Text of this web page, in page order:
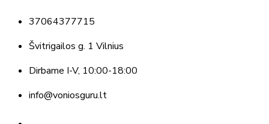
37064377715
Švitrigailos g. 1 Vilnius
Dirbame I-V, 10:00-18:00
info@voniosguru.lt